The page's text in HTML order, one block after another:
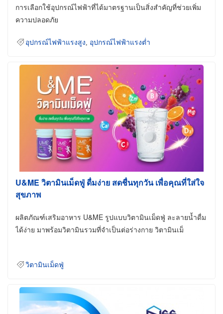
การเลือกใช้อุปกรณ์ไฟฟ้าที่ได้มาตรฐานเป็นสิ่งสำคัญที่ช่วยเพิ่ม
ความปลอดภัย
อุปกรณ์ไฟฟ้าแรงสูง อุปกรณ์ไฟฟ้าแรงต่ำ
U&ME วิตามินเม็ดฟู่ ดื่มง่าย สดชื่นทุกวัน เพื่อคุณที่ใส่ใจ
สุขภาพ
ผลิตภัณฑ์เสริมอาหาร U&ME รูปแบบวิตามินเม็ดฟู่ ละลายน้ำดื่ม
ได้ง่าย มาพร้อมวิตามินรวมที่จำเป็นต่อร่างกาย วิตามินเม็
วิตามินเม็ดฟู่